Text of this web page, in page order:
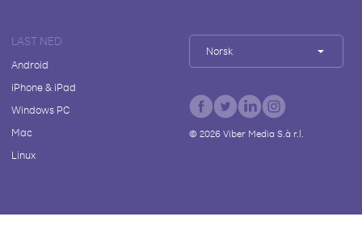
LAST NED
Android
iPhone & iPad
Windows PC
Mac
Linux
Norsk
© 2026Viber Media S.à r.l.